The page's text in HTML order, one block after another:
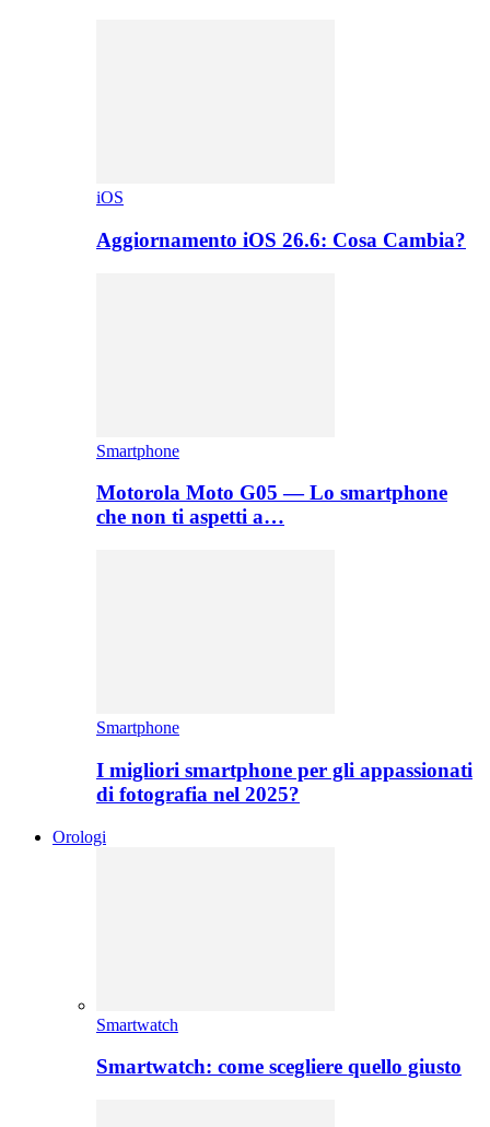
iOS
Aggiornamento iOS 26.6: Cosa Cambia?
Smartphone
Motorola Moto G05 — Lo smartphone
che non ti aspetti a…
Smartphone
I migliori smartphone per gli appassionati
di fotografia nel 2025?
Orologi
Smartwatch
Smartwatch: come scegliere quello giusto